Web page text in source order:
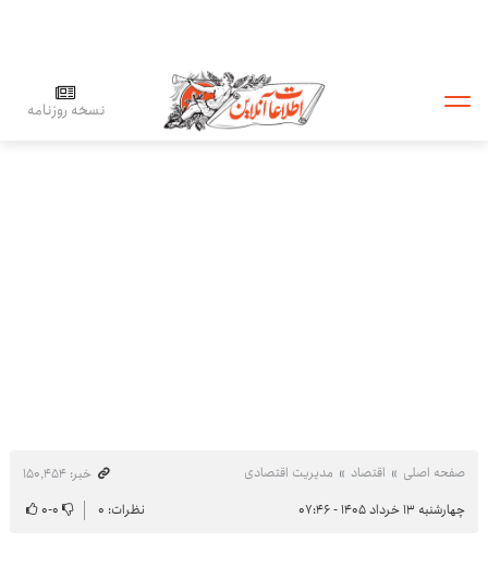
نسخه روزنامه
صفحه اصلی اقتصاد مدیریت اقتصادی
خبر: ۱۵۰٬۴۵۴
چهارشنبه ۱۳ خرداد ۱۴۰۵ - ۰۷:۴۶
نظرات: ۰ ۰-۰